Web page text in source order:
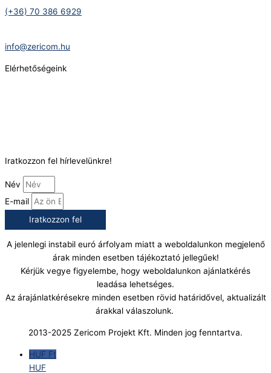
(+36) 70 386 6929
info@zericom.hu
Elérhetőségeink
Iratkozzon fel hírlevelünkre!
Név
E-mail
Iratkozzon fel
A jelenlegi instabil euró árfolyam miatt a weboldalunkon megjelenő
árak minden esetben tájékoztató jellegűek!
Kérjük vegye figyelembe, hogy weboldalunkon ajánlatkérés
leadása lehetséges.
Az árajánlatkérésekre minden esetben rövid határidővel, aktualizált
árakkal válaszolunk.
2013-2025 Zericom Projekt Kft. Minden jog fenntartva.
HUF Ft
HUF